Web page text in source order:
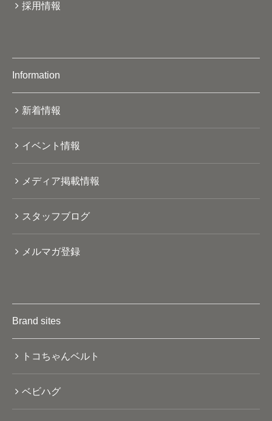
採用情報
Information
新着情報
イベント情報
メディア掲載情報
スタッフブログ
メルマガ登録
Brand sites
トコちゃんベルト
ベビハグ